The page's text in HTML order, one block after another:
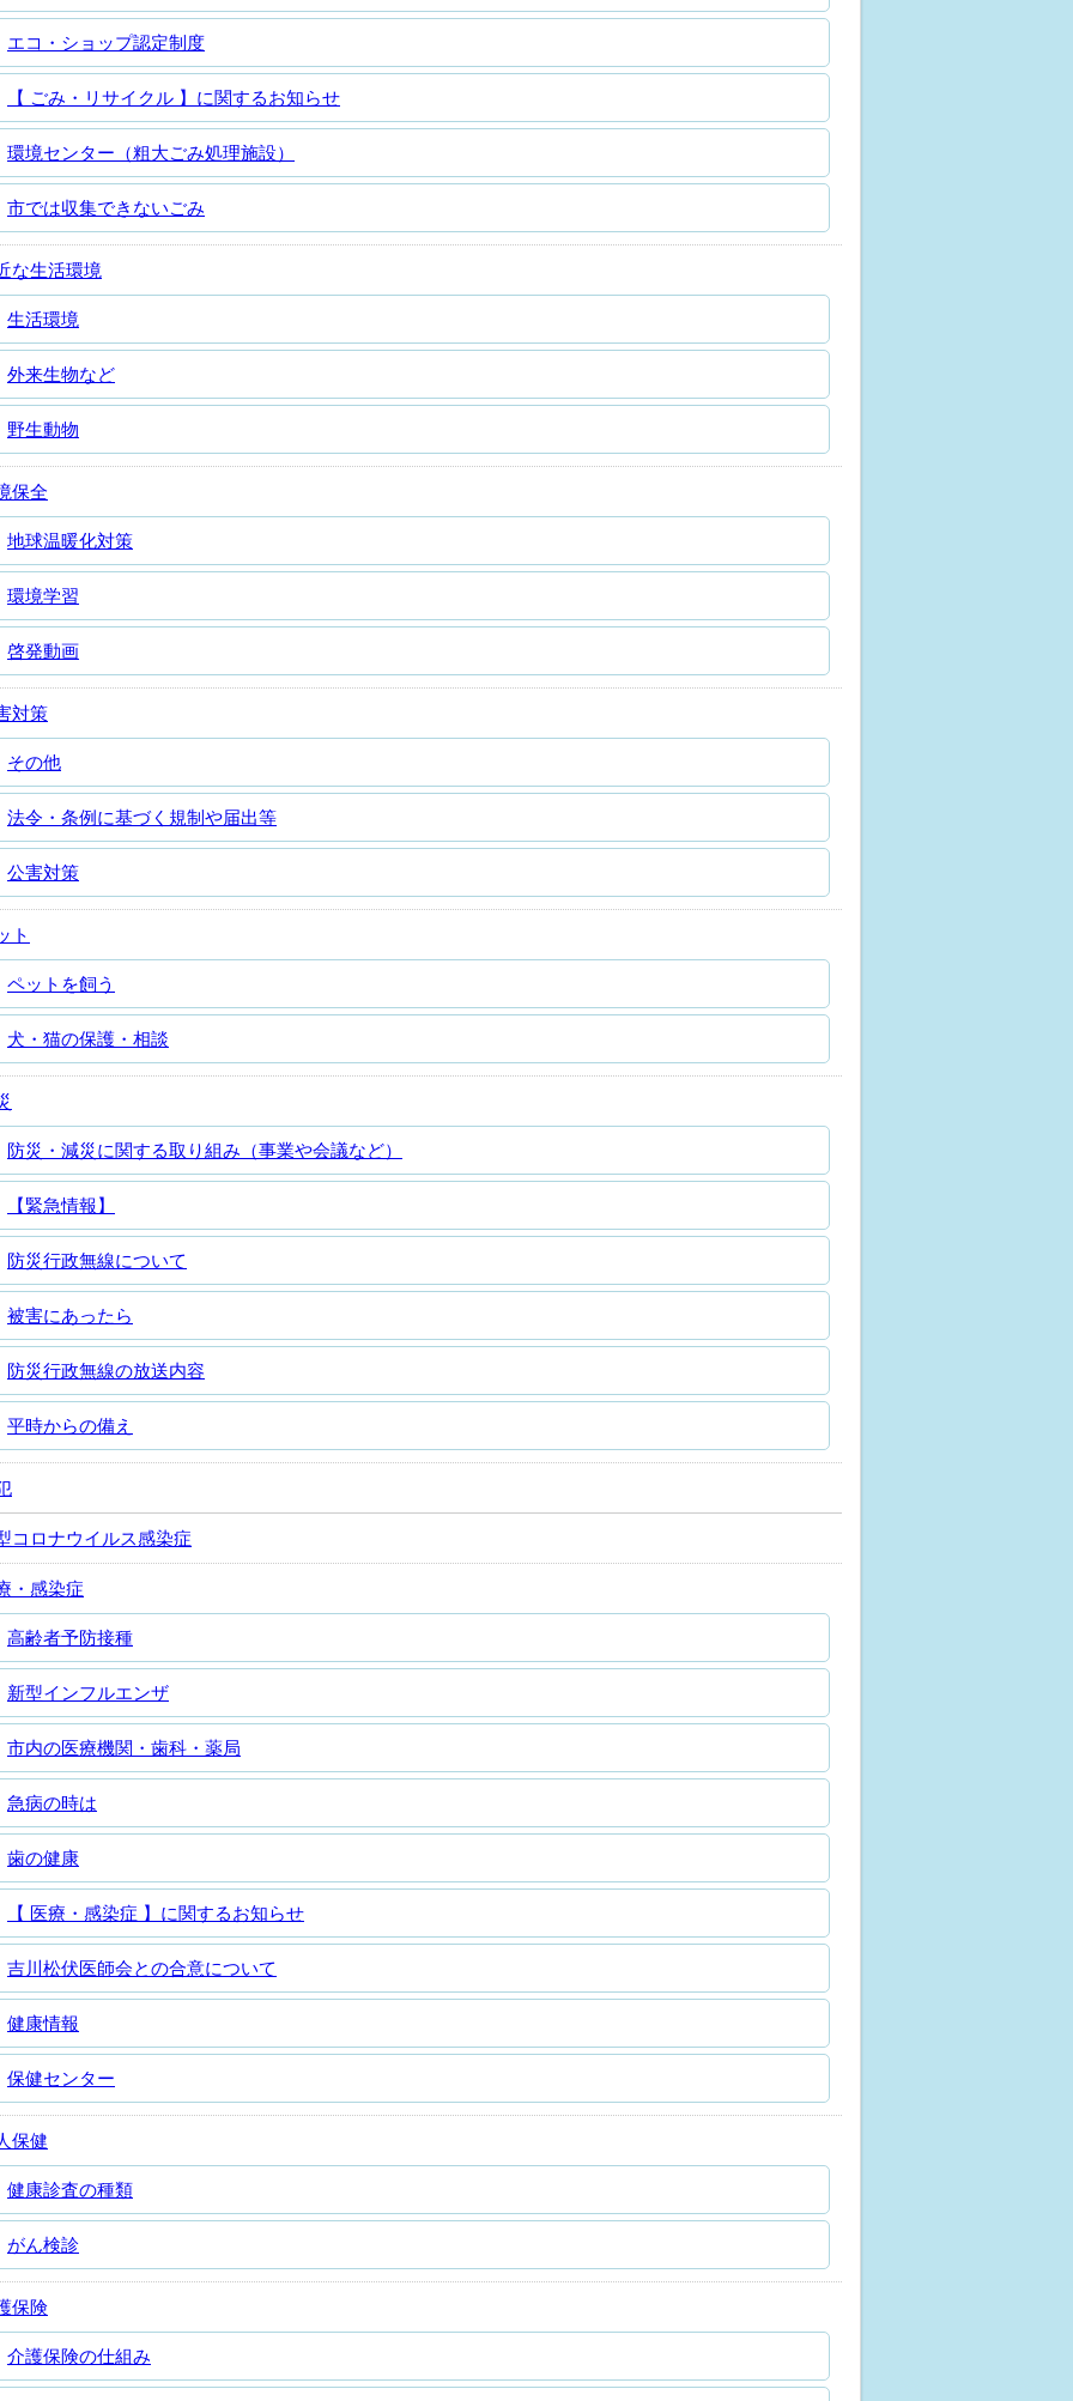
エコ・ショップ認定制度
【 ごみ・リサイクル 】に関するお知らせ
環境センター（粗大ごみ処理施設）
市では収集できないごみ
な生活環境
生活環境
外来生物など
野生動物
保全
地球温暖化対策
環境学習
啓発動画
対策
その他
法令・条例に基づく規制や届出等
公害対策
ト
ペットを飼う
犬・猫の保護・相談
防災・減災に関する取り組み（事業や会議など）
【緊急情報】
防災行政無線について
被害にあったら
防災行政無線の放送内容
平時からの備え
コロナウイルス感染症
・感染症
高齢者予防接種
新型インフルエンザ
市内の医療機関・歯科・薬局
急病の時は
歯の健康
【 医療・感染症 】に関するお知らせ
吉川松伏医師会との合意について
健康情報
保健センター
保健
健康診査の種類
がん検診
保険
介護保険の仕組み